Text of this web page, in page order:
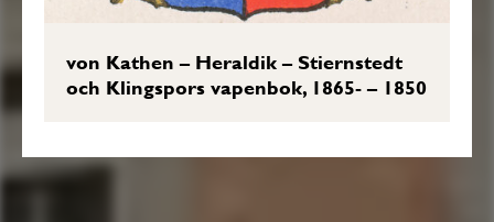
von Kathen – Heraldik – Stiernstedt
och Klingspors vapenbok, 1865- – 1850